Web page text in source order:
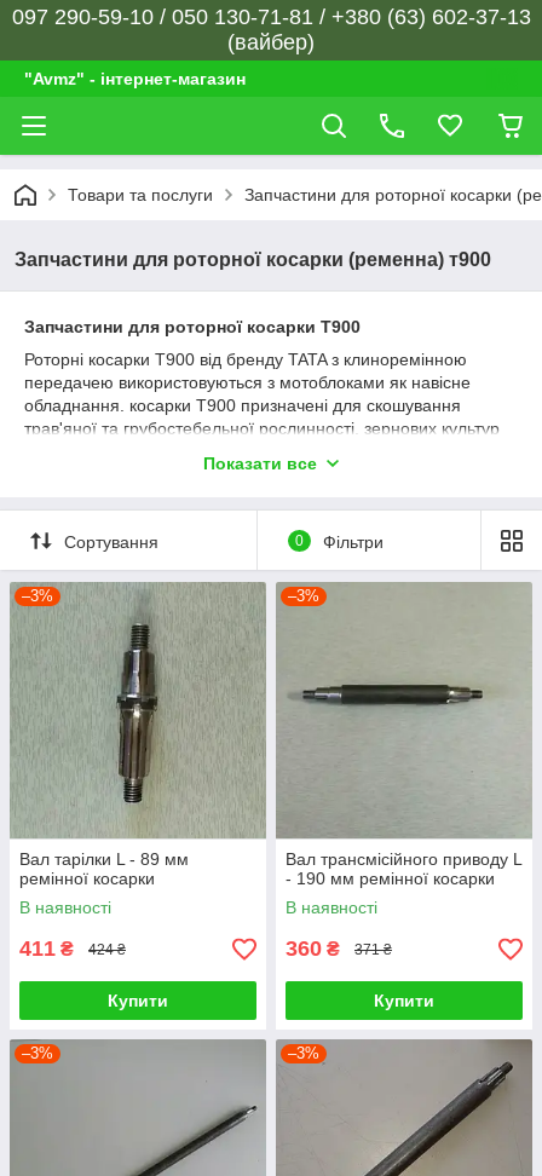
097 290-59-10 / 050 130-71-81 / +380 (63) 602-37-13
(вайбер)
"Avmz" - інтернет-магазин
Товари та послуги Запчастини для роторної косарки
Запчастини для роторної косарки (ременна) т900
Запчастини для роторної косарки Т900
Роторні косарки Т900 від бренду TATA з клиноремінною
передачею використовуються з мотоблоками як навісне
обладнання. косарки Т900 призначені для скошування
трав'яної та грубостебельної рослинності, зернових культур
та зернових культур у валки.
Наш інтернет-магазин пропонує купити запчастини для
обслуговування та ремонту роторної косарки Т900 за
вигідною вартістю.
Показати все
Сортування 0 Фільтри
–3%
Вал тарілки L - 89 мм
ремінної косарки
В наявності
411 ₴ 424 ₴
Купити
–3%
Вал трансмісійного приводу L
- 190 мм ремінної косарки
В наявності
360 ₴ 371 ₴
Купити
–3% –3%